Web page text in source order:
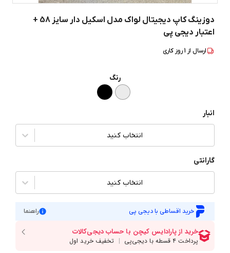
دوزینگ کاپ دیجیتال لواک مدل اسکیل دار سایز 58 +
اعتبار دیجی پی
ارسال از 1روز کاری
رنگ
انبار
انتخاب کنید
گارانتی
انتخاب کنید
خرید اقساطی با دیجی پی راهنما